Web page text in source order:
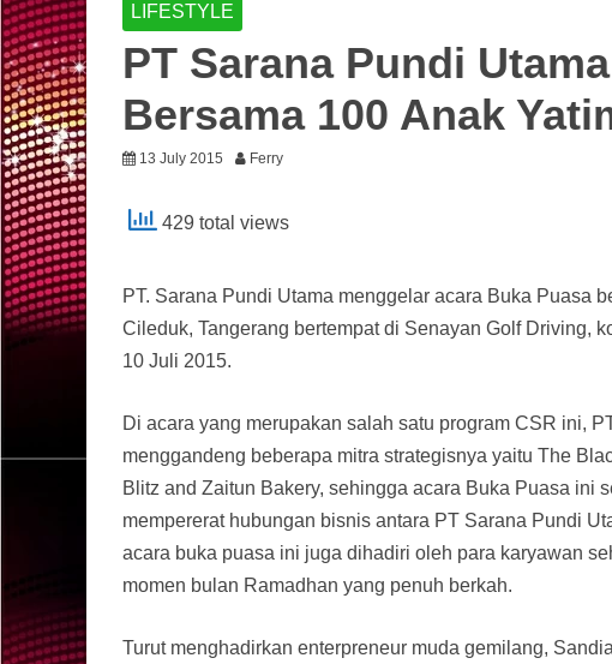
LIFESTYLE
PT Sarana Pundi
Bersama 100 Anak
13 July 2015 Ferry
429 total views
PT. Sarana Pundi Utama menggelar acara Buka Puasa
Cileduk, Tangerang bertempat di Senayan Golf Driving,
10 Juli 2015.
Di acara yang merupakan salah satu program CSR ini,
menggandeng beberapa mitra strategisnya yaitu The
Blitz and Zaitun Bakery, sehingga acara Buka Puasa ini
mempererat hubungan bisnis antara PT Sarana Pundi
acara buka puasa ini juga dihadiri oleh para karyawan
momen bulan Ramadhan yang penuh berkah.
Turut menghadirkan enterpreneur muda gemilang,